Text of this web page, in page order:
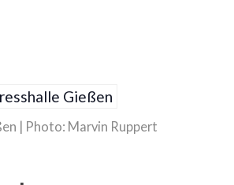
| Photo: Marvin Ruppert